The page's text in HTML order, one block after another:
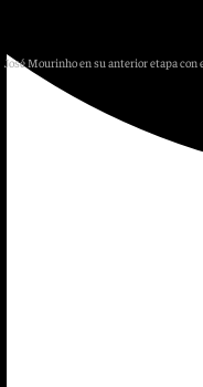
José Mourinho en su anterior etapa